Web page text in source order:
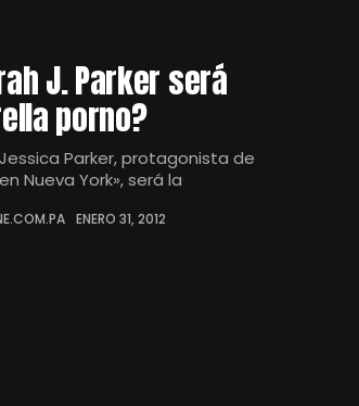
J. Parker será
porno?
Parker, protagonista de
Nueva York», será la
ENERO 31, 2012